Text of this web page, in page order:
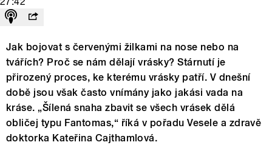
Jak bojovat s červenými žilkami na nose nebo na
tvářích? Proč se nám dělají vrásky? Stárnutí je
přirozený proces, ke kterému vrásky patří. V dnešní
době jsou však často vnímány jako jakási vada na
kráse. „Šílená snaha zbavit se všech vrásek dělá
obličej typu Fantomas,“ říká v pořadu Vesele a zdravě
doktorka Kateřina Cajthamlová.